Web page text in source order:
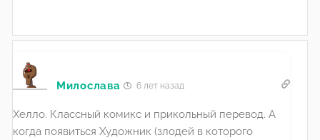
Милослава 6 лет назад
Хелло. Классный комикс и прикольный перевод. А
когда появиться Художник (злодей в которого